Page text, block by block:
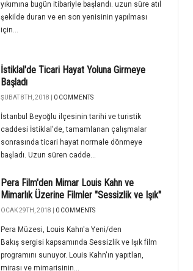
yıkımına bugün itibariyle başlandı. uzun süre atıl
şekilde duran ve en son yenisinin yapılması
için...
İstiklal'de Ticari Hayat Yoluna Girmeye
Başladı
ŞUBAT 8TH, 2018 | 0 COMMENTS
İstanbul Beyoğlu ilçesinin tarihi ve turistik
caddesi İstiklal'de, tamamlanan çalışmalar
sonrasında ticari hayat normale dönmeye
başladı. Uzun süren cadde...
Pera Film'den Mimar Louis Kahn ve
Mimarlık Üzerine Filmler "Sessizlik ve Işık"
OCAK 29TH, 2018 | 0 COMMENTS
Pera Müzesi, Louis Kahn'a Yeni/den
Bakış sergisi kapsamında Sessizlik ve Işık film
programını sunuyor. Louis Kahn'ın yapıtları,
mirası ve mimarisinin...